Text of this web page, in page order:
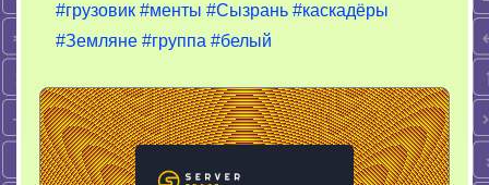
#грузовик #менты #Сызрань #каскадёры
#Земляне #группа #белый